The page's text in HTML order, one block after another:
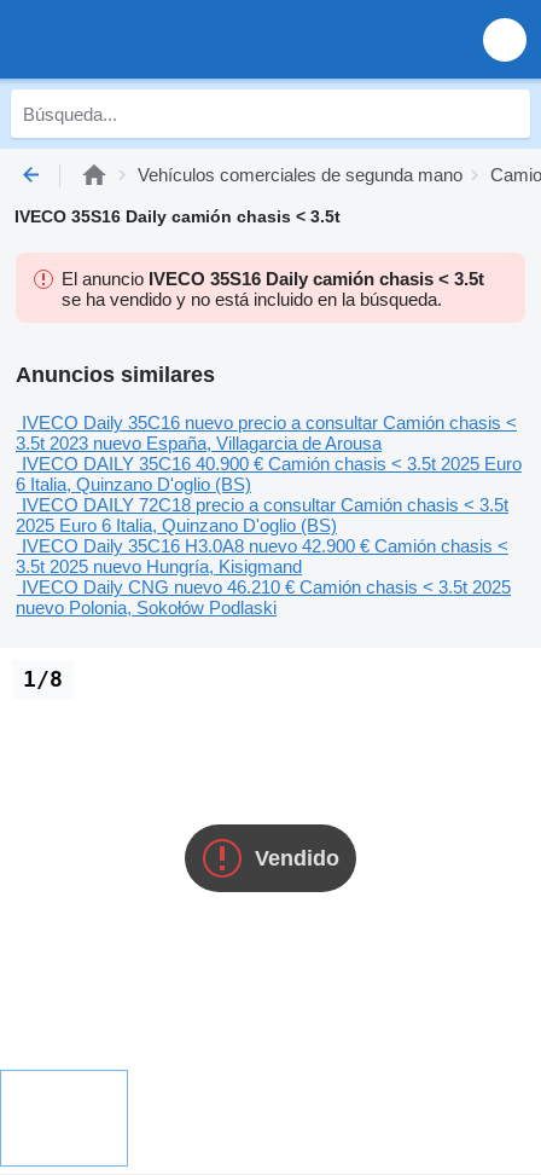
Vehículos comerciales de segunda mano
IVECO 35S16 Daily camión chasis < 3.5t
El anuncio IVECO 35S16 Daily camión chasis < 3.5t
se ha vendido y no está incluido en la búsqueda.
Anuncios similares
IVECO Daily 35C16 nuevo precio a consultar Camión chasis <
3.5t 2023 nuevo España, Villagarcia de Arousa
IVECO DAILY 35C16 40.900 € Camión chasis < 3.5t 2025 Euro
6 Italia, Quinzano D'oglio (BS)
IVECO DAILY 72C18 precio a consultar Camión chasis < 3.5t
2025 Euro 6 Italia, Quinzano D'oglio (BS)
IVECO Daily 35C16 H3.0A8 nuevo 42.900 € Camión chasis <
3.5t 2025 nuevo Hungría, Kisigmand
IVECO Daily CNG nuevo 46.210 € Camión chasis < 3.5t 2025
nuevo Polonia, Sokołów Podlaski
Vendido
1/8